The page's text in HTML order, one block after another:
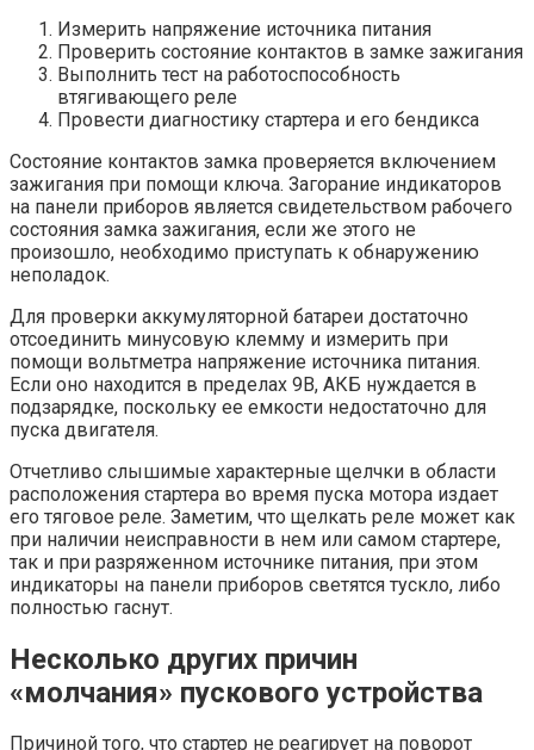
Измерить напряжение источника питания
Проверить состояние контактов в замке зажигания
Выполнить тест на работоспособность
втягивающего реле
Провести диагностику стартера и его бендикса
Состояние контактов замка проверяется включением
зажигания при помощи ключа. Загорание индикаторов
на панели приборов является свидетельством рабочего
состояния замка зажигания, если же этого не
произошло, необходимо приступать к обнаружению
неполадок.
Для проверки аккумуляторной батареи достаточно
отсоединить минусовую клемму и измерить при
помощи вольтметра напряжение источника питания.
Если оно находится в пределах 9В, АКБ нуждается в
подзарядке, поскольку ее емкости недостаточно для
пуска двигателя.
Отчетливо слышимые характерные щелчки в области
расположения стартера во время пуска мотора издает
его тяговое реле. Заметим, что щелкать реле может как
при наличии неисправности в нем или самом стартере,
так и при разряженном источнике питания, при этом
индикаторы на панели приборов светятся тускло, либо
полностью гаснут.
Несколько других причин
«молчания» пускового устройства
Причиной того, что стартер не реагирует на поворот